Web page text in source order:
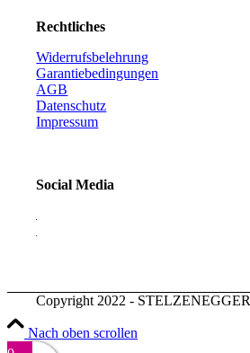
Rechtliches
Widerrufsbelehrung
Garantiebedingungen
AGB
Datenschutz
Impressum
Social Media
Copyright 2022 - STELZENEGGER
Nach oben scrollen